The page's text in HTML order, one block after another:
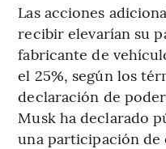
Las acciones
recibir elevarían su
fabricante de
el 25%, según los
declaración de
Musk ha declarado
una participación de